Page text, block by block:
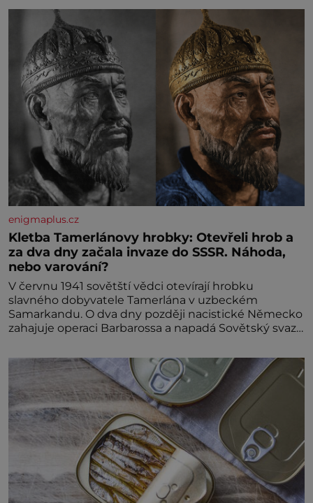
enigmaplus.cz
Kletba Tamerlánovy hrobky: Otevřeli hrob a
za dva dny začala invaze do SSSR. Náhoda,
nebo varování?
V červnu 1941 sovětští vědci otevírají hrobku
slavného dobyvatele Tamerlána v uzbeckém
Samarkandu. O dva dny později nacistické Německo
zahajuje operaci Barbarossa a napadá Sovětský svaz.